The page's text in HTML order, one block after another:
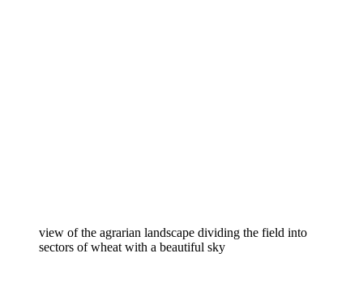
view of the agrarian landscape dividing the field into
sectors of wheat with a beautiful sky